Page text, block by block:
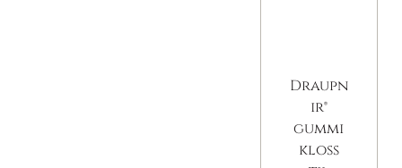
Draupn
ir®
gummi
kloss